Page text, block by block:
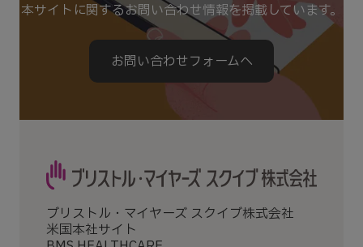
本サイトに関するお問い合わせ情報を掲載しています。
お問い合わせフォームへ
ブリストル・マイヤーズ スクイブ株式会社
米国本社サイト